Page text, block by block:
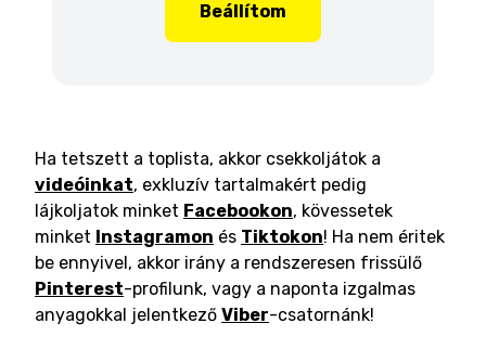
Beállítom
Ha tetszett a toplista, akkor csekkoljátok a
videóinkat, exkluzív tartalmakért pedig
lájkoljatok minket Facebookon, kövessetek
minket Instagramon és Tiktokon! Ha nem éritek
be ennyivel, akkor irány a rendszeresen frissülő
Pinterest-profilunk, vagy a naponta izgalmas
anyagokkal jelentkező Viber-csatornánk!